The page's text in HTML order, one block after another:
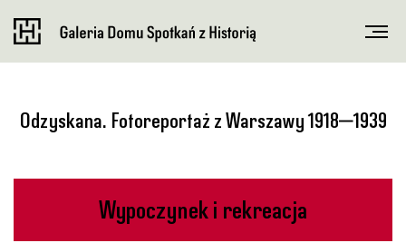
Odzyskana. Fotoreportaż z Warszawy 1918‒1939
Wypoczynek i rekreacja